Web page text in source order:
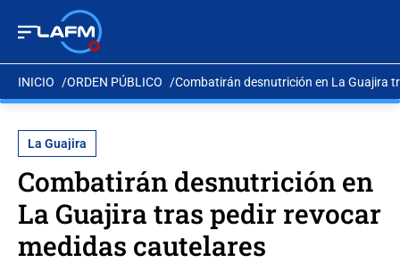
INICIO ORDEN PÚBLICO Combatirán desnutrición en La Guajira
La Guajira
Combatirán desnutrición en
La Guajira tras pedir revocar
medidas cautelares